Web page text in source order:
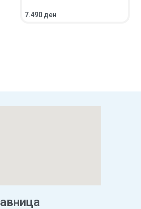
7.490 ден